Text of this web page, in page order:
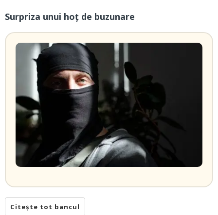
Surpriza unui hoţ de buzunare
Citește tot bancul